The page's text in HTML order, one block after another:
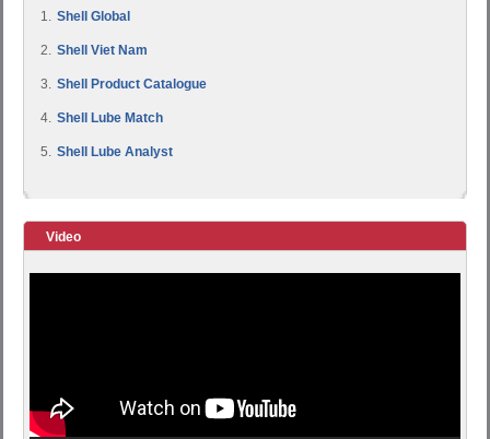
1. Shell Global
2. Shell Viet Nam
3. Shell Product Catalogue
4. Shell Lube Match
5. Shell Lube Analyst
Video